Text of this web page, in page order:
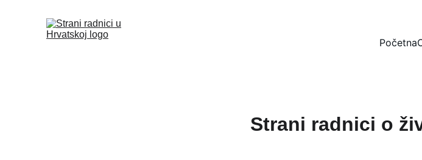
Početna
Strani radnici o